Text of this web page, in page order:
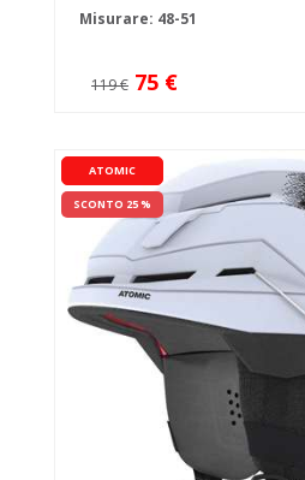
Misurare: 48-51
119 € 75 €
ATOMIC
SCONTO 25 %